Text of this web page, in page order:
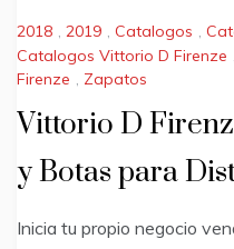
2018 , 2019 , Catalogos ,
Catalogos Vittorio D Firenze
Firenze , Zapatos
Vittorio D
y Botas para
Inicia tu propio negocio